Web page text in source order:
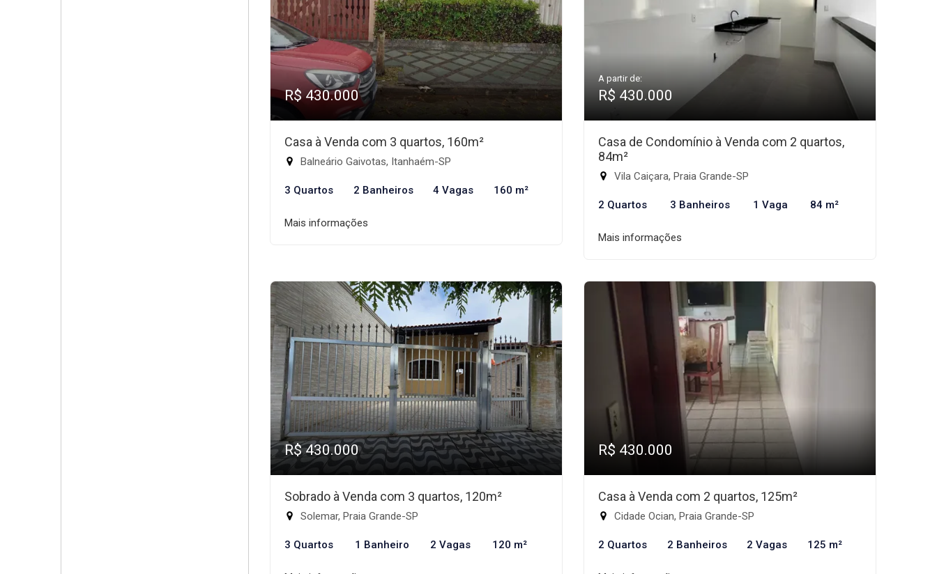
R$ 430.000
Casa à Venda com 3 quartos, 160m²
Balneário Gaivotas, Itanhaém-SP
3 Quartos 2 Banheiros 4 Vagas 160 m²
Mais informações
A partir de:
R$ 430.000
Casa de Condomínio à Venda com 2 quartos,
84m²
Vila Caiçara, Praia Grande-SP
2 Quartos 3 Banheiros 1 Vaga 84 m²
Mais informações
R$ 430.000
Sobrado à Venda com 3 quartos, 120m²
Solemar, Praia Grande-SP
3 Quartos 1 Banheiro 2 Vagas 120 m²
R$ 430.000
Casa à Venda com 2 quartos, 125m²
Cidade Ocian, Praia Grande-SP
2 Quartos 2 Banheiros 2 Vagas 125 m²